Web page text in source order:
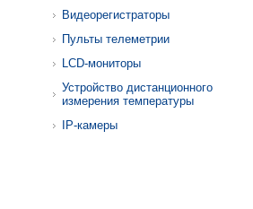
Видеорегистраторы
Пульты телеметрии
LCD-мониторы
Устройство дистанционного
измерения температуры
IP-камеры